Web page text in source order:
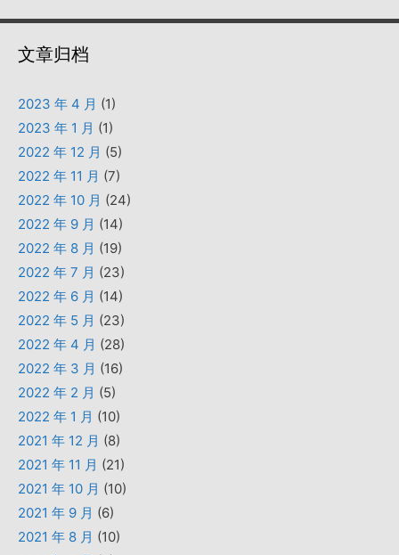
文章归档
2023 年 4 月 (1)
2023 年 1 月 (1)
2022 年 12 月 (5)
2022 年 11 月 (7)
2022 年 10 月 (24)
2022 年 9 月 (14)
2022 年 8 月 (19)
2022 年 7 月 (23)
2022 年 6 月 (14)
2022 年 5 月 (23)
2022 年 4 月 (28)
2022 年 3 月 (16)
2022 年 2 月 (5)
2022 年 1 月 (10)
2021 年 12 月 (8)
2021 年 11 月 (21)
2021 年 10 月 (10)
2021 年 9 月 (6)
2021 年 8 月 (10)